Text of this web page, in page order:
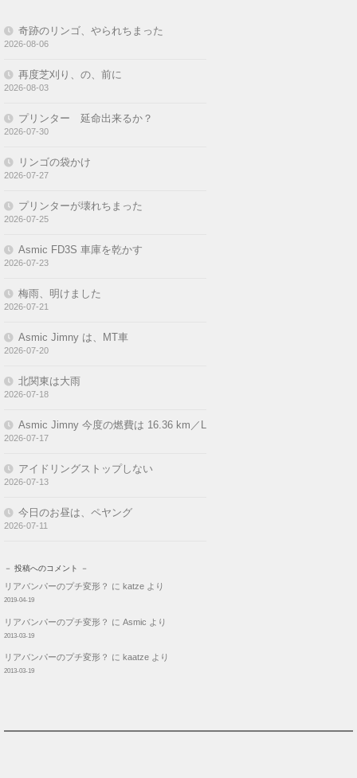
奇跡のリンゴ、やられちまった
2026-08-06
再度芝刈り、の、前に
2026-08-03
プリンター 延命出来るか？
2026-07-30
リンゴの袋かけ
2026-07-27
プリンターが壊れちまった
2026-07-25
Asmic FD3S 車庫を乾かす
2026-07-23
梅雨、明けました
2026-07-21
Asmic Jimny は、MT車
2026-07-20
北関東は大雨
2026-07-18
Asmic Jimny 今度の燃費は 16.36 km／L
2026-07-17
アイドリングストップしない
2026-07-13
今日のお昼は、ペヤング
2026-07-11
－ 投稿へのコメント －
リアバンパーのプチ変形？ に katze より
2019-04-19
リアバンパーのプチ変形？ に Asmic より
2013-03-19
リアバンパーのプチ変形？ に kaatze より
2013-03-19